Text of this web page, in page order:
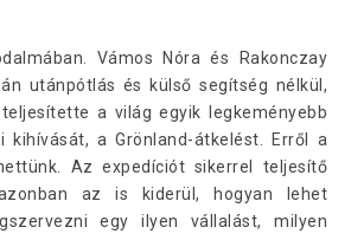
Vámos Nóra és Rakonczay
utánpótlás és külső segítség nélkül,
a világ egyik legkeményebb
kihívását, a Grönland-átkelést. Erről a
Az expedíciót sikerrel teljesítő
az is kiderül, hogyan lehet
egy ilyen vállalást, milyen